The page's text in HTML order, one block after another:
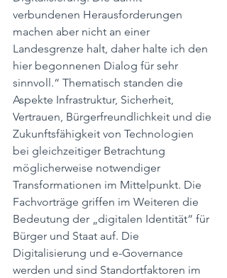
verbundenen Herausforderungen
machen aber nicht an einer
Landesgrenze halt, daher halte ich den
hier begonnenen Dialog für sehr
sinnvoll.“ Thematisch standen die
Aspekte Infrastruktur, Sicherheit,
Vertrauen, Bürgerfreundlichkeit und die
Zukunftsfähigkeit von Technologien
bei gleichzeitiger Betrachtung
möglicherweise notwendiger
Transformationen im Mittelpunkt. Die
Fachvorträge griffen im Weiteren die
Bedeutung der „digitalen Identität“ für
Bürger und Staat auf. Die
Digitalisierung und e-Governance
werden und sind Standortfaktoren im